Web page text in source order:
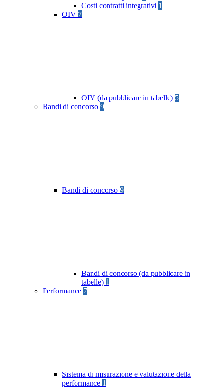
Costi contratti integrativi 1
OIV 7
OIV (da pubblicare in tabelle) 5
Bandi di concorso 9
Bandi di concorso 9
Bandi di concorso (da pubblicare in
tabelle) 1
Performance 7
Sistema di misurazione e valutazione della
performance 1